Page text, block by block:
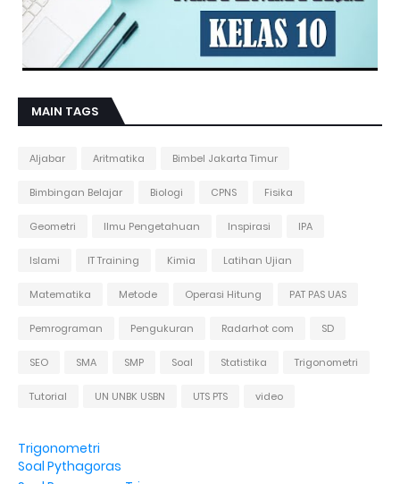
MAIN TAGS
Aljabar Aritmatika Bimbel Jakarta Timur
Bimbingan Belajar Biologi CPNS Fisika
Geometri Ilmu Pengetahuan Inspirasi IPA
Islami IT Training Kimia Latihan Ujian
Matematika Metode Operasi Hitung PAT PAS UAS
Pemrograman Pengukuran Radarhot com SD
SEO SMA SMP Soal Statistika Trigonometri
Tutorial UN UNBK USBN UTS PTS video
Trigonometri
Soal Pythagoras